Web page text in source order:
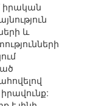
իրական
և